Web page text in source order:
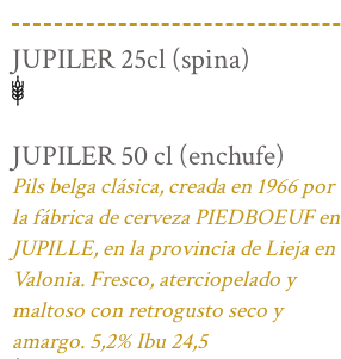
JUPILER 25cl (spina)
JUPILER 50 cl (enchufe)
Pils belga clásica, creada en 1966 por
la fábrica de cerveza PIEDBOEUF en
JUPILLE, en la provincia de Lieja en
Valonia. Fresco, aterciopelado y
maltoso con retrogusto seco y
amargo. 5,2% Ibu 24,5